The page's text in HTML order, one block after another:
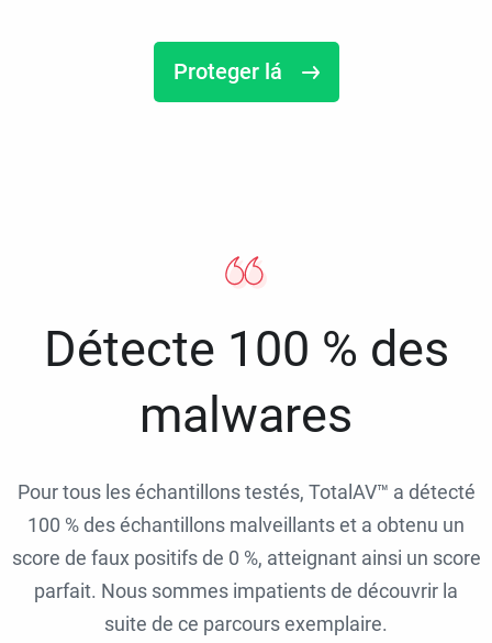
Proteger lá
Détecte 100 % des
malwares
Pour tous les échantillons testés, TotalAV™ a détecté
100 % des échantillons malveillants et a obtenu un
score de faux positifs de 0 %, atteignant ainsi un score
parfait. Nous sommes impatients de découvrir la
suite de ce parcours exemplaire.